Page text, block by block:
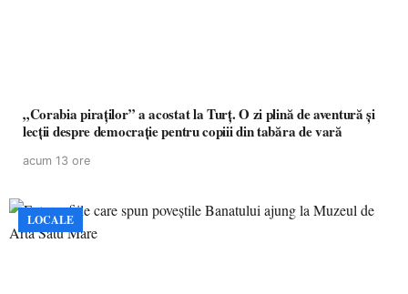
„Corabia piraților” a acostat la Turț. O zi plină de aventură și
lecții despre democrație pentru copiii din tabăra de vară
acum 13 ore
LOCALE